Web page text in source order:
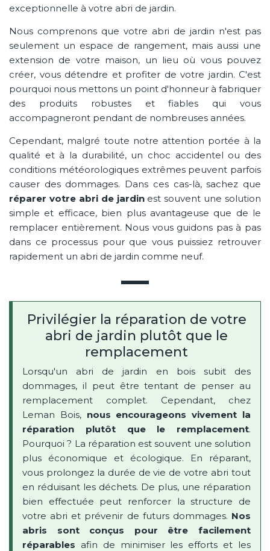
exceptionnelle à votre abri de jardin.
Nous comprenons que votre abri de jardin n'est pas
seulement un espace de rangement, mais aussi une
extension de votre maison, un lieu où vous pouvez
créer, vous détendre et profiter de votre jardin. C'est
pourquoi nous mettons un point d'honneur à fabriquer
des produits robustes et fiables qui vous
accompagneront pendant de nombreuses années.
Cependant, malgré toute notre attention portée à la
qualité et à la durabilité, un choc accidentel ou des
conditions météorologiques extrêmes peuvent parfois
causer des dommages. Dans ces cas-là, sachez que
réparer votre abri de jardinest souvent une solution
simple et efficace, bien plus avantageuse que de le
remplacer entièrement. Nous vous guidons pas à pas
dans ce processus pour que vous puissiez retrouver
rapidement un abri de jardin comme neuf.
Privilégier la réparation de votre
abri de jardin plutôt que le
remplacement
Lorsqu'un abri de jardin en bois subit des
dommages, il peut être tentant de penser au
remplacement complet. Cependant, chez
Leman Bois,nous encourageons vivement la
réparation plutôt que le remplacement.
Pourquoi ? La réparation est souvent une solution
plus économique et écologique. En réparant,
vous prolongez la durée de vie de votre abri tout
en réduisant les déchets. De plus, une réparation
bien effectuée peut renforcer la structure de
votre abri et prévenir de futurs dommages. Nos
abris sont conçus pour être facilement
réparables afin de minimiser les efforts et les